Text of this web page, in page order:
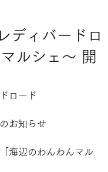
ディバードロ
ルシェ～ 開
ロード
お知らせ
海辺のわんわんマル